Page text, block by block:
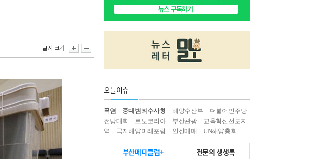
글자 크기
오늘이슈
폭염 중대범죄수사청 해양수산부
더불어민주당
전당대회
르노코리아 부산관광
교육혁신선도지
역
극지해양미래포럼 인신매매 UN해양총회
부산메디클럽+ 전문의 생생톡